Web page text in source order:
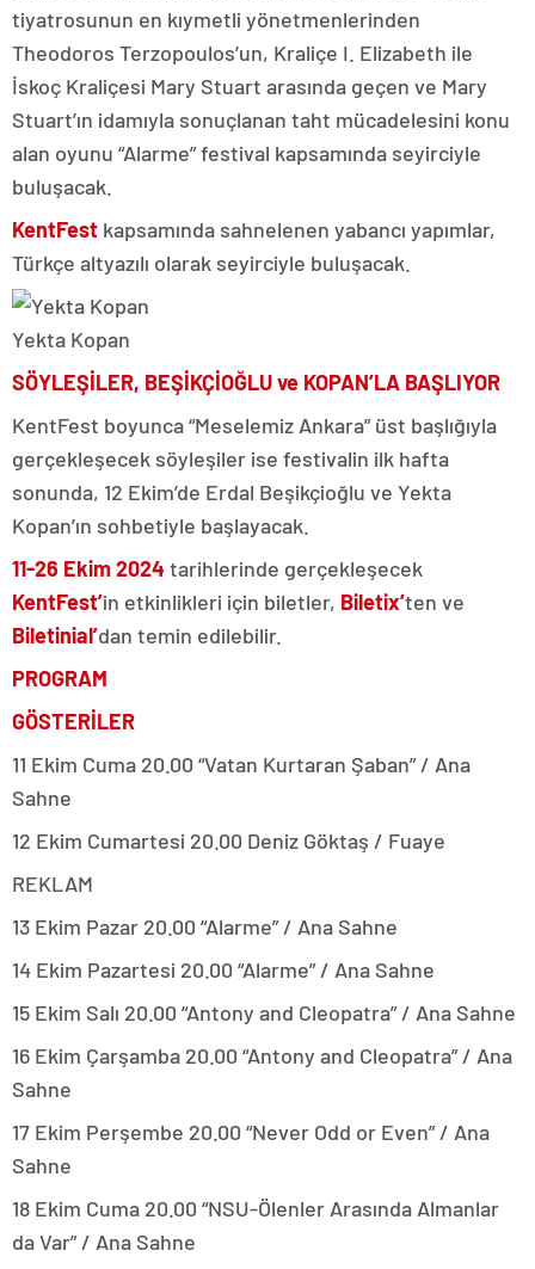
tiyatrosunun en kıymetli yönetmenlerinden
Theodoros Terzopoulos’un, Kraliçe I. Elizabeth ile
İskoç Kraliçesi Mary Stuart arasında geçen ve Mary
Stuart’ın idamıyla sonuçlanan taht mücadelesini konu
alan oyunu “Alarme” festival kapsamında seyirciyle
buluşacak.
KentFest kapsamında sahnelenen yabancı yapımlar,
Türkçe altyazılı olarak seyirciyle buluşacak.
Yekta Kopan
SÖYLEŞİLER, BEŞİKÇİOĞLU ve KOPAN’LA BAŞLIYOR
KentFest boyunca “Meselemiz Ankara” üst başlığıyla
gerçekleşecek söyleşiler ise festivalin ilk hafta
sonunda, 12 Ekim’de Erdal Beşikçioğlu ve Yekta
Kopan’ın sohbetiyle başlayacak.
11-26 Ekim 2024 tarihlerinde gerçekleşecek
KentFest’in etkinlikleri için biletler, Biletix’ten ve
Biletinial’dan temin edilebilir.
PROGRAM
GÖSTERİLER
11 Ekim Cuma 20.00 “Vatan Kurtaran Şaban” / Ana
Sahne
12 Ekim Cumartesi 20.00 Deniz Göktaş / Fuaye
REKLAM
13 Ekim Pazar 20.00 “Alarme” / Ana Sahne
14 Ekim Pazartesi 20.00 “Alarme” / Ana Sahne
15 Ekim Salı 20.00 “Antony and Cleopatra” / Ana Sahne
16 Ekim Çarşamba 20.00 “Antony and Cleopatra” / Ana
Sahne
17 Ekim Perşembe 20.00 “Never Odd or Even” / Ana
Sahne
18 Ekim Cuma 20.00 “NSU-Ölenler Arasında Almanlar
da Var” / Ana Sahne